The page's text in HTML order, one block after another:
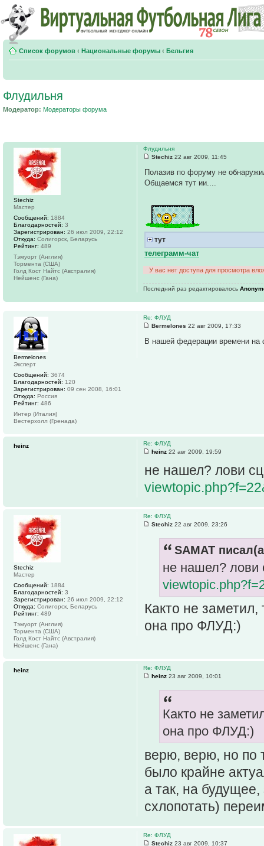
Список форумов ‹ Национальные форумы ‹ Бельгия
Флудильня
Модератор: Модераторы форума
Флудильня
Stechiz 22 авг 2009, 11:45
Полазив по форуму не
Общаeмся тут ии....
тут
телеграмм-чат
У вас нет доступа для просмотра
Последний раз редактировалось
Stechiz
Мастер
Сообщений: 1884
Благодарностей: 3
Зарегистрирован: 26 июл 2009, 22:12
Откуда: Солигорск, Беларусь
Рейтинг: 489
Тэмуорт (Англия)
Тормента (США)
Голд Кост Найтс (Австралия)
Нейшенс (Гана)
Re: ФЛУД
Bermelones 22 авг 2009, 17:33
В нашей федерации времени на
Bermelones
Эксперт
Сообщений: 3674
Благодарностей: 120
Зарегистрирован: 09 сен 2008, 16:01
Откуда: Россия
Рейтинг: 486
Интер (Италия)
Вестерхолл (Гренада)
Re: ФЛУД
heinz 22 авг 2009, 19:59
не нашел? лови
heinz
Re: ФЛУД
Stechiz 22 авг 2009, 23:26
SAMAT
не нашел? лови
Както не заметил,
она про ФЛУД:)
Stechiz
Мастер
Сообщений: 1884
Благодарностей: 3
Зарегистрирован: 26 июл 2009, 22:12
Откуда: Солигорск, Беларусь
Рейтинг: 489
Тэмуорт (Англия)
Тормента (США)
Голд Кост Найтс (Австралия)
Нейшенс (Гана)
Re: ФЛУД
heinz 23 авг 2009, 10:01
Както не
она про ФЛУД:)
верю, верю, но по
было крайне
а так, на
схлопотать)
heinz
Re: ФЛУД
Stechiz 23 авг 2009, 10:37